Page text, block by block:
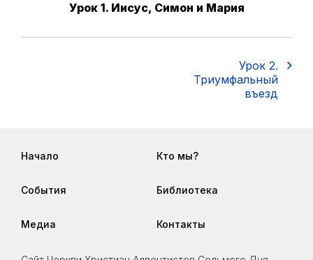
Урок 1. Иисус, Симон и Мария
Урок 2.
Триумфальный
въезд
Начало Кто мы?
События Библиотека
Медиа Контакты